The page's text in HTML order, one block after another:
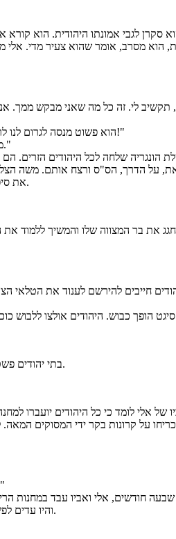
סקרן לגבי אמונתו היהודית. הוא קורא
הוא מסרב, אומר שהוא צעיר מדי. אלי
"הוא פשוט מנסה לגרום לנו לרחם עליו. איזה דמיון יש לו!"
"מסכן שכמותו. הוא השתגע."
הונגריה שלחה לכל היהודים הזרים. הם
על הדרך, הס"ס ורצח אותם. משה
את סיפורו, אבל איש לא האמין לו.
חייבים להירשם לענוד את הטלאי
בתי יהודים פשטו והם נאלצו לתוך בגטאות.
של אלי לומד כי כל היהודים יועברו
על קרונות בקר ידי המסוקים
"למען
חודשים, אלי ואביו עבד במחנות
והיו עדים לפשעים נתעבים נגד האנושות.